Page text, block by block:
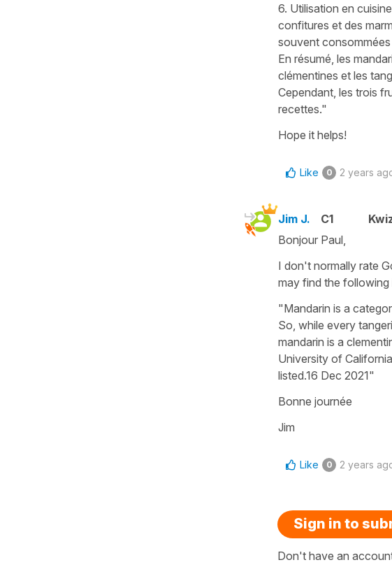
6. Utilisation en
confitures et des
souvent
En résumé, les
clémentines et les
Cependant, les trois
recettes."
Hope it helps!
Like 0 2 years
Jim J. C1
Bonjour Paul,
I don't normally rate
may find the following
"Mandarin is a
So, while every
mandarin is a
University of
listed.16 Dec 2021"
Bonne journée
Jim
Like 0 2 years
Sign in to
Don't have an